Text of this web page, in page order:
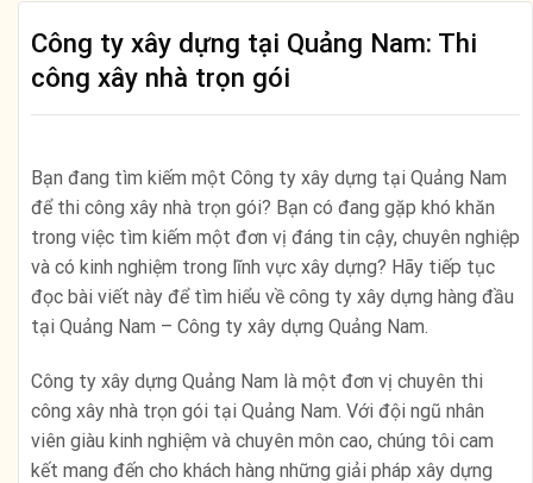
Công ty xây dựng tại Quảng Nam: Thi
công xây nhà trọn gói
Bạn đang tìm kiếm một Công ty xây dựng tại Quảng Nam
để thi công xây nhà trọn gói? Bạn có đang gặp khó khăn
trong việc tìm kiếm một đơn vị đáng tin cậy, chuyên nghiệp
và có kinh nghiệm trong lĩnh vực xây dựng? Hãy tiếp tục
đọc bài viết này để tìm hiểu về công ty xây dựng hàng đầu
tại Quảng Nam – Công ty xây dựng Quảng Nam.
Công ty xây dựng Quảng Nam là một đơn vị chuyên thi
công xây nhà trọn gói tại Quảng Nam. Với đội ngũ nhân
viên giàu kinh nghiệm và chuyên môn cao, chúng tôi cam
kết mang đến cho khách hàng những giải pháp xây dựng